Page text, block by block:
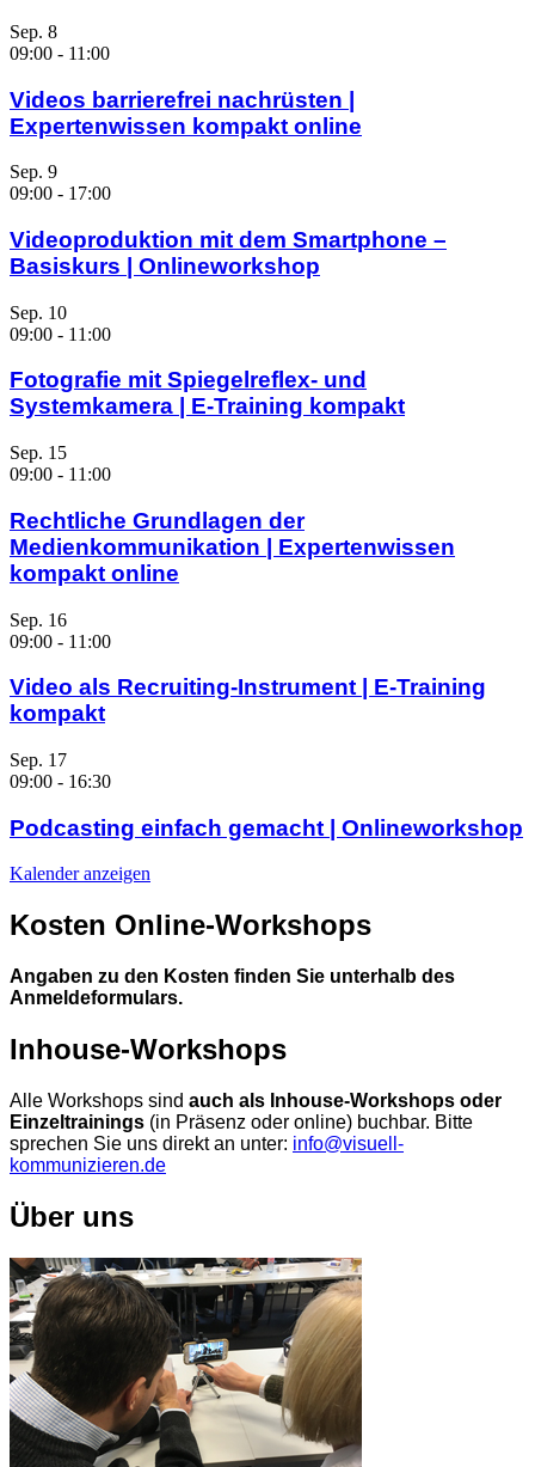
Sep. 8
09:00 - 11:00
Videos barrierefrei nachrüsten |
Expertenwissen kompakt online
Sep. 9
09:00 - 17:00
Videoproduktion mit dem Smartphone –
Basiskurs | Onlineworkshop
Sep. 10
09:00 - 11:00
Fotografie mit Spiegelreflex- und
Systemkamera | E-Training kompakt
Sep. 15
09:00 - 11:00
Rechtliche Grundlagen der
Medienkommunikation | Expertenwissen
kompakt online
Sep. 16
09:00 - 11:00
Video als Recruiting-Instrument | E-Training
kompakt
Sep. 17
09:00 - 16:30
Podcasting einfach gemacht | Onlineworkshop
Kalender anzeigen
Kosten Online-Workshops
Angaben zu den Kosten finden Sie unterhalb des
Anmeldeformulars.
Inhouse-Workshops
Alle Workshops sind auch als Inhouse-Workshops oder
Einzeltrainings (in Präsenz oder online) buchbar. Bitte
sprechen Sie uns direkt an unter: info@visuell-
kommunizieren.de
Über uns